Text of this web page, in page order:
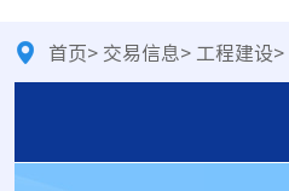
首页> 交易信息> 工程建设>